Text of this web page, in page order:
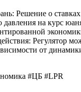
Решение о
давления на курс
Регулятор
от
#ЦБ #LPR